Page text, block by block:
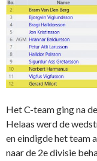
Het C-team ging na
Helaas werd de
en eindigde het team
naar de 2e divisie